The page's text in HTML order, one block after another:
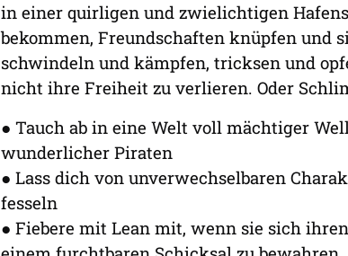
in einer quirligen und zwielichtigen
bekommen, Freundschaften knüpfen und
schwindeln und kämpfen, tricksen und
nicht ihre Freiheit zu verlieren. Oder
● Tauch ab in eine Welt voll mächtiger
wunderlicher Piraten
● Lass dich von unverwechselbaren
fesseln
● Fiebere mit Lean mit, wenn sie sich